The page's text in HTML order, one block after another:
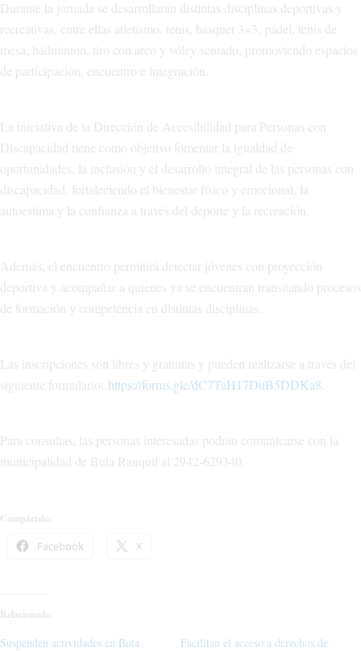
Durante la jornada se desarrollarán distintas disciplinas deportivas y
recreativas, entre ellas atletismo, tenis, básquet 3×3, pádel, tenis de
mesa, bádminton, tiro con arco y vóley sentado, promoviendo espacios
de participación, encuentro e integración.
La iniciativa de la Dirección de Accesibilidad para Personas con
Discapacidad tiene como objetivo fomentar la igualdad de
oportunidades, la inclusión y el desarrollo integral de las personas con
discapacidad, fortaleciendo el bienestar físico y emocional, la
autoestima y la confianza a través del deporte y la recreación.
Además, el encuentro permitirá detectar jóvenes con proyección
deportiva y acompañar a quienes ya se encuentran transitando procesos
de formación y competencia en distintas disciplinas.
Las inscripciones son libres y gratuitas y pueden realizarse a través del
siguiente formulario: https://forms.gle/dC7TaH17DuB5DDKa8
Para consultas, las personas interesadas podrán comunicarse con la
municipalidad de Buta Ranquil al 2942-629340.
Compártelo:
Facebook X
Relacionado
Suspenden actividades en Buta
Facilitan el acceso a derechos de